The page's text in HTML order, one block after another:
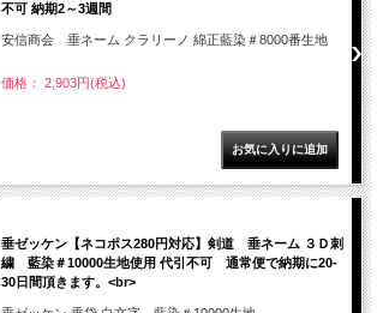
不可 納期2～3週間
安信商会 垂ネーム クラリーノ 綿正藍染＃8000番生地
価格： 2,903円(税込)
垂ゼッケン【ネコポス280円対応】剣道 垂ネーム ３Ｄ刺
繍 藍染＃10000生地使用 代引不可 通常便で納期に20-
30日間頂きます。<br>